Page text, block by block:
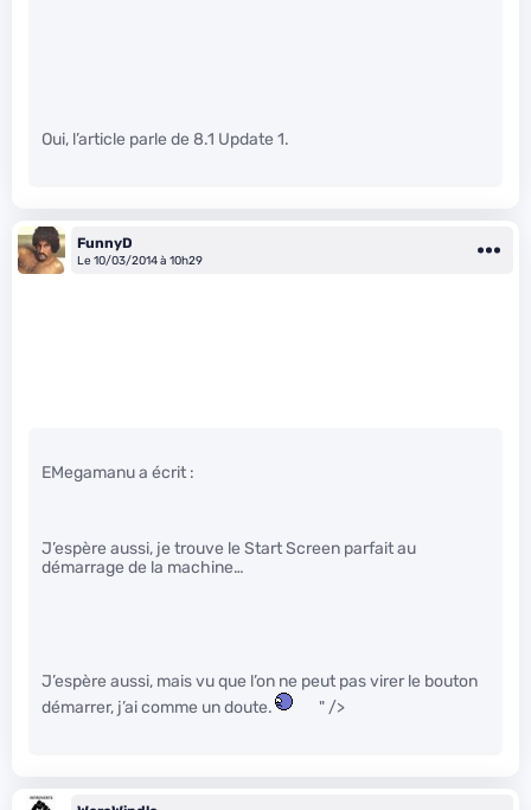
Oui, l’article parle de 8.1 Update 1.
FunnyD
Le 10/03/2014 à 10h29
EMegamanu a écrit :
J’espère aussi, je trouve le Start Screen parfait au
démarrage de la machine…
J’espère aussi, mais vu que l’on ne peut pas virer le bouton
démarrer, j’ai comme un doute.
" />